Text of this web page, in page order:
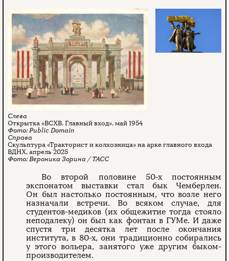
Открытка «ВСХВ. Главный вход», май 1954
Public Domain
Скульптура «Тракторист и колхозница» на арке главного входа
ВДНХ, апрель 2025
Вероника Зорина / ТАСС
Во второй половине 50-х постоянным
экспонатом выставки стал бык Чемберлен.
Он был настолько постоянным, что возле него
назначали встречи. Во всяком случае, для
студентов-медиков (их общежитие тогда стояло
неподалеку) он был как фонтан в ГУМе. И даже
спустя три десятка лет после окончания
института, в 80-х, они традиционно собирались
у этого вольера, занятого уже другим быком-
производителем.